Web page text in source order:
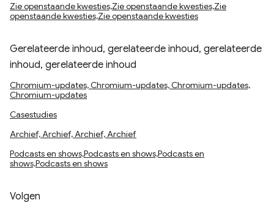
Zie openstaande kwesties,Zie openstaande kwesties,Zie
openstaande kwesties,Zie openstaande kwesties
Gerelateerde inhoud, gerelateerde inhoud, gerelateerde
inhoud, gerelateerde inhoud
Chromium-updates, Chromium-updates, Chromium-updates,
Chromium-updates
Casestudies
Archief, Archief, Archief, Archief
Podcasts en shows,Podcasts en shows,Podcasts en
shows,Podcasts en shows
Volgen